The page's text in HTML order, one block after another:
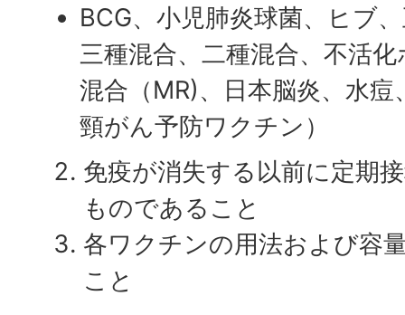
BCG、小児肺炎球菌、ヒブ
三種混合、二種混合、不活
混合（MR)、日本脳炎、水
頸がん予防ワクチン）
免疫が消失する以前に定期
ものであること
各ワクチンの用法および容
こと